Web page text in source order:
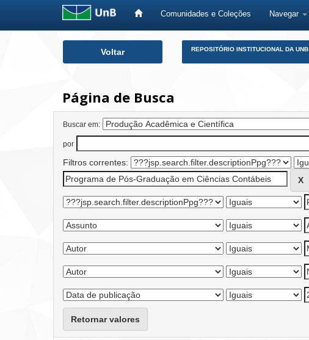
Comunidades e Coleções Navegar
Voltar REPOSITÓRIO INSTITUCIONAL DA UNB
Página de Busca
Buscar em:
por
Filtros correntes:
Retornar valores